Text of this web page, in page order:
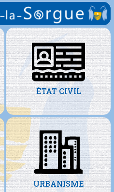
ÉTAT CIVIL
URBANISME